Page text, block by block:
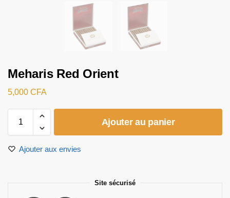
Meharis Red Orient
5,000 CFA
Ajouter au panier
Ajouter aux envies
Site sécurisé